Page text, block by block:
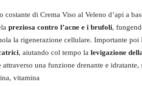
di Crema Viso al Veleno d’api a
preziosa contro l’acne e i brufoli,
la rigenerazione cellulare. Importante poi
, aiutando col tempo la levigazione
attraverso una funzione drenante e idratante,
vitamina